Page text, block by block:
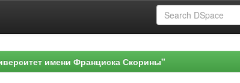
имени Франциска Скорины"